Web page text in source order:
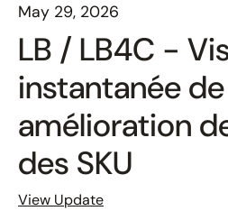
May 29, 2026
LB / LB4C -
instantanée
amélioration
des SKU
View Update